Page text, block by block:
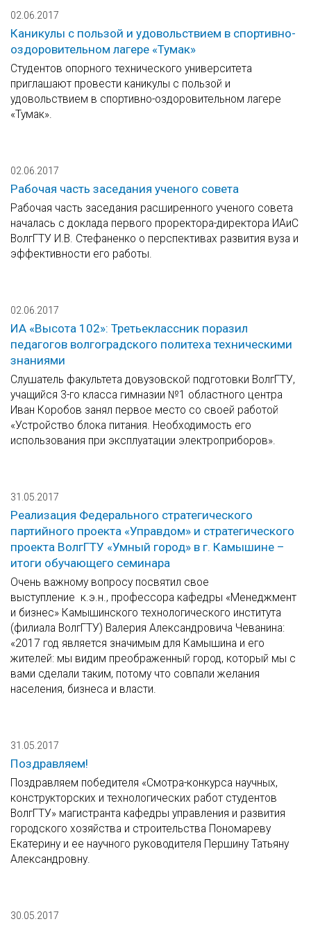
02.06.2017
Каникулы с пользой и удовольствием в спортивно-
оздоровительном лагере «Тумак»
Студентов опорного технического университета
приглашают провести каникулы с пользой и
удовольствием в спортивно-оздоровительном лагере
«Тумак».
02.06.2017
Рабочая часть заседания ученого совета
Рабочая часть заседания расширенного ученого совета
началась с доклада первого проректора-директора ИАиС
ВолгГТУ И.В. Стефаненко о перспективах развития вуза и
эффективности его работы.
02.06.2017
ИА «Высота 102»: Третьеклассник поразил
педагогов волгоградского политеха техническими
знаниями
Слушатель факультета довузовской подготовки ВолгГТУ,
учащийся 3-го класса гимназии №1 областного центра
Иван Коробов занял первое место со своей работой
«Устройство блока питания. Необходимость его
использования при эксплуатации электроприборов».
31.05.2017
Реализация Федерального стратегического
партийного проекта «Управдом» и стратегического
проекта ВолгГТУ «Умный город» в г. Камышине –
итоги обучающего семинара
Очень важному вопросу посвятил свое
выступление к.э.н., профессора кафедры «Менеджмент
и бизнес» Камышинского технологического института
(филиала ВолгГТУ) Валерия Александровича Чеванина:
«2017 год является значимым для Камышина и его
жителей: мы видим преображенный город, который мы с
вами сделали таким, потому что совпали желания
населения, бизнеса и власти.
31.05.2017
Поздравляем!
Поздравляем победителя «Смотра-конкурса научных,
конструкторских и технологических работ студентов
ВолгГТУ» магистранта кафедры управления и развития
городского хозяйства и строительства Пономареву
Екатерину и ее научного руководителя Першину Татьяну
Александровну.
30.05.2017